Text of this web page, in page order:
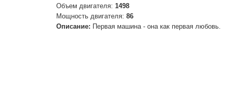
Объем двигателя: 1498
Мощность двигателя: 86
Описание: Первая машина - она как первая любовь.